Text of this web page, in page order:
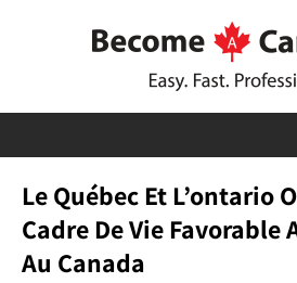
Le Québec Et L’ontario
Cadre De Vie Favorable
Au Canada